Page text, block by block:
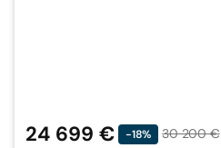
24 699 € -18%
30 200 €